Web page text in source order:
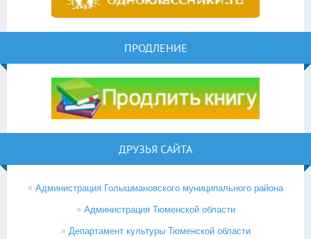
ПРОДЛЕНИЕ
ДРУЗЬЯ САЙТА
Администрация Голышмановского муниципального района
Администрация Тюменской области
Департамент культуры Тюменской области